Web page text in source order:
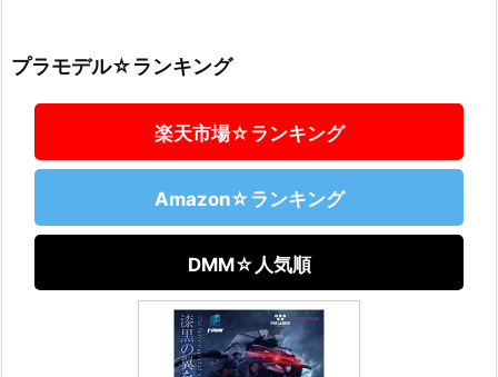
プラモデル☆ランキング
楽天市場☆ランキング
Amazon☆ランキング
DMM☆人気順